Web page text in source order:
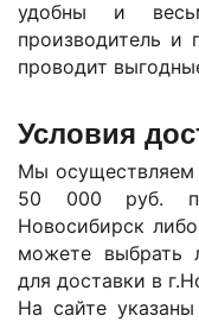
удобны и
производитель и
проводит
Условия
Мы осуществляем
50 000 руб.
Новосибирск
можете выбрать
для доставки в г.
На сайте